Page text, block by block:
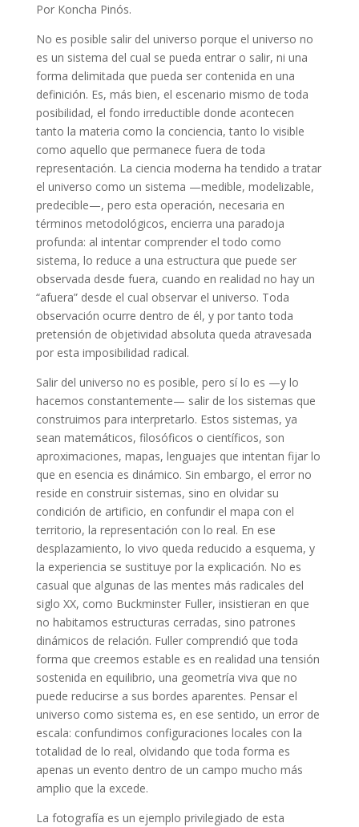
Por Koncha Pinós.
No es posible salir del universo porque el universo no
es un sistema del cual se pueda entrar o salir, ni una
forma delimitada que pueda ser contenida en una
definición. Es, más bien, el escenario mismo de toda
posibilidad, el fondo irreductible donde acontecen
tanto la materia como la conciencia, tanto lo visible
como aquello que permanece fuera de toda
representación. La ciencia moderna ha tendido a tratar
el universo como un sistema —medible, modelizable,
predecible—, pero esta operación, necesaria en
términos metodológicos, encierra una paradoja
profunda: al intentar comprender el todo como
sistema, lo reduce a una estructura que puede ser
observada desde fuera, cuando en realidad no hay un
“afuera” desde el cual observar el universo. Toda
observación ocurre dentro de él, y por tanto toda
pretensión de objetividad absoluta queda atravesada
por esta imposibilidad radical.
Salir del universo no es posible, pero sí lo es —y lo
hacemos constantemente— salir de los sistemas que
construimos para interpretarlo. Estos sistemas, ya
sean matemáticos, filosóficos o científicos, son
aproximaciones, mapas, lenguajes que intentan fijar lo
que en esencia es dinámico. Sin embargo, el error no
reside en construir sistemas, sino en olvidar su
condición de artificio, en confundir el mapa con el
territorio, la representación con lo real. En ese
desplazamiento, lo vivo queda reducido a esquema, y
la experiencia se sustituye por la explicación. No es
casual que algunas de las mentes más radicales del
siglo XX, como Buckminster Fuller, insistieran en que
no habitamos estructuras cerradas, sino patrones
dinámicos de relación. Fuller comprendió que toda
forma que creemos estable es en realidad una tensión
sostenida en equilibrio, una geometría viva que no
puede reducirse a sus bordes aparentes. Pensar el
universo como sistema es, en ese sentido, un error de
escala: confundimos configuraciones locales con la
totalidad de lo real, olvidando que toda forma es
apenas un evento dentro de un campo mucho más
amplio que la excede.
La fotografía es un ejemplo privilegiado de esta